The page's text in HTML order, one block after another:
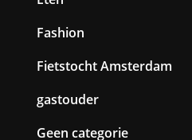
Fashion
Fietstocht Amsterdam
gastouder
Geen categorie